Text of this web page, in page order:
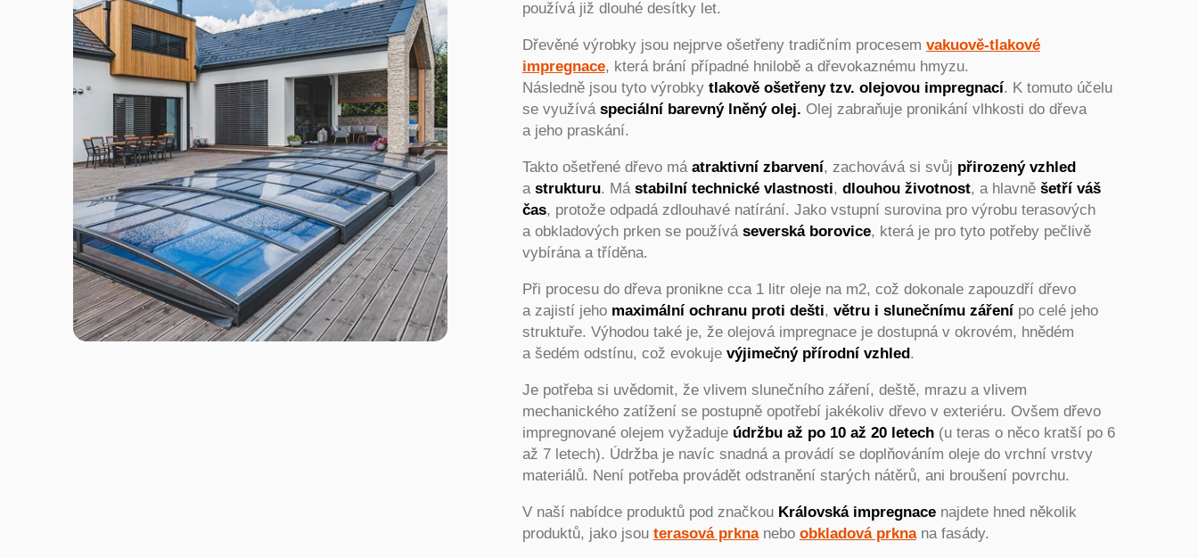
používá již dlouhé desítky let.
Dřevěné výrobky jsou nejprve ošetřeny tradičním procesem vakuově-tlakové
impregnace, která brání případné hnilobě a dřevokaznému hmyzu.
Následně jsou tyto výrobky tlakově ošetřeny tzv. olejovou impregnací. K tomuto účelu
se využívá speciální barevný lněný olej. Olej zabraňuje pronikání vlhkosti do dřeva
a jeho praskání.
Takto ošetřené dřevo má atraktivní zbarvení, zachovává si svůj přirozený vzhled
a strukturu. Má stabilní technické vlastnosti, dlouhou životnost, a hlavně šetří váš
čas, protože odpadá zdlouhavé natírání. Jako vstupní surovina pro výrobu terasových
a obkladových prken se používá severská borovice, která je pro tyto potřeby pečlivě
vybírána a tříděna.
Při procesu do dřeva pronikne cca 1 litr oleje na m2, což dokonale zapouzdří dřevo
a zajistí jeho maximální ochranu proti dešti, větru i slunečnímu zářenípo celé jeho
struktuře. Výhodou také je, že olejová impregnace je dostupná v okrovém, hnědém
a šedém odstínu, což evokuje výjimečný přírodní vzhled.
Je potřeba si uvědomit, že vlivem slunečního záření, deště, mrazu a vlivem
mechanického zatížení se postupně opotřebí jakékoliv dřevo v exteriéru. Ovšem dřevo
impregnované olejem vyžaduje údržbu až po 10 až 20 letech(u teras o něco kratší po 6
až 7 letech). Údržba je navíc snadná a provádí se doplňováním oleje do vrchní vrstvy
materiálů. Není potřeba provádět odstranění starých nátěrů, ani broušení povrchu.
V naší nabídce produktů pod značkou Královská impregnacenajdete hned několik
produktů, jako jsou terasová prknanebo obkladová prknana fasády.